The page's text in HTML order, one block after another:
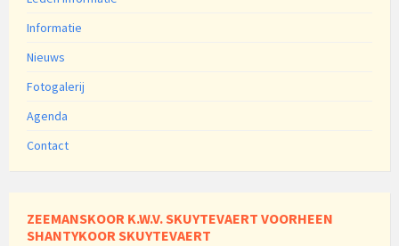
Informatie
Nieuws
Fotogalerij
Agenda
Contact
ZEEMANSKOOR K.W.V. SKUYTEVAERT VOORHEEN
SHANTYKOOR SKUYTEVAERT